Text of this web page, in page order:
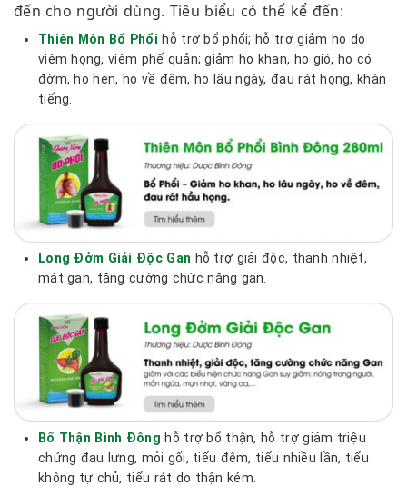
đến cho người dùng. Tiêu biểu có thể kể đến:
Thiên Môn Bổ Phổi hỗ trợ bổ phổi; hỗ trợ giảm ho do
viêm họng, viêm phế quản; giảm ho khan, ho gió, ho có
đờm, ho hen, ho về đêm, ho lâu ngày, đau rát họng, khàn
tiếng.
Long Đởm Giải Độc Gan hỗ trợ giải độc, thanh nhiệt,
mát gan, tăng cường chức năng gan.
Bổ Thận Bình Đông hỗ trợ bổ thận, hỗ trợ giảm triệu
chứng đau lưng, mỏi gối, tiểu đêm, tiểu nhiều lần, tiểu
không tự chủ, tiểu rát do thận kém.